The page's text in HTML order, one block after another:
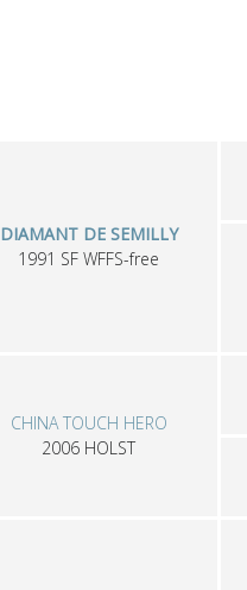
DIAMANT DE SEMILLY
1991 SF WFFS-free
CHINA TOUCH HERO
2006 HOLST